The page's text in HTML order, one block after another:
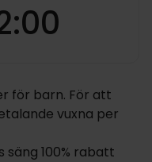
för barn. För att
vuxna per
säng 100% rabatt